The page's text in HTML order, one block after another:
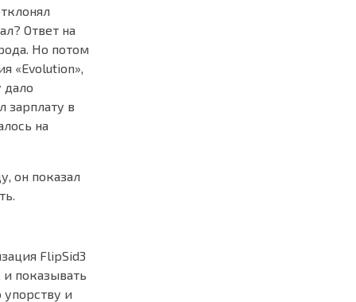
Ответ на
Но потом
«Evolution»,
дало
зарплату в
на
он показал
FlipSid3
показывать
упорству и